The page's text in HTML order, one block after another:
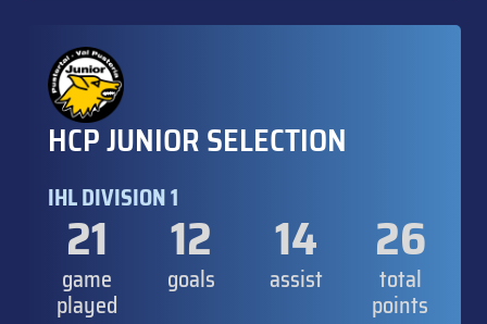
HCP JUNIOR SELECTION
IHL DIVISION 1
21
game
played
12
goals
14
assist
26
total
points